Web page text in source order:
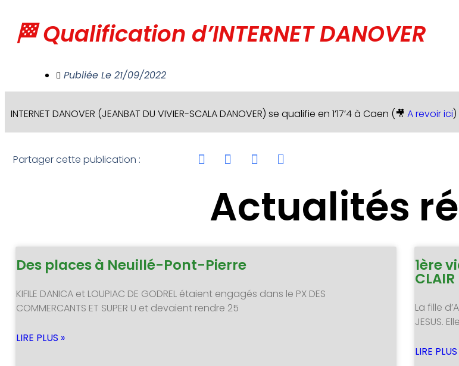
🏁 Qualification d’INTERNET DANOVER
Publiée Le 21/09/2022
INTERNET DANOVER (JEANBAT DU VIVIER-SCALA DANOVER) se qualifie en 1’17’4 à Caen (🎥 A revoir ici)
Partager cette publication :
Actualités
Des places à Neuillé-Pont-Pierre
KIFILE DANICA et LOUPIAC DE GODREL étaient engagés dans le PX DES
COMMERCANTS ET SUPER U et devaient rendre 25
LIRE PLUS »
1ère
CLAIR
La fille
JESUS.
LIRE